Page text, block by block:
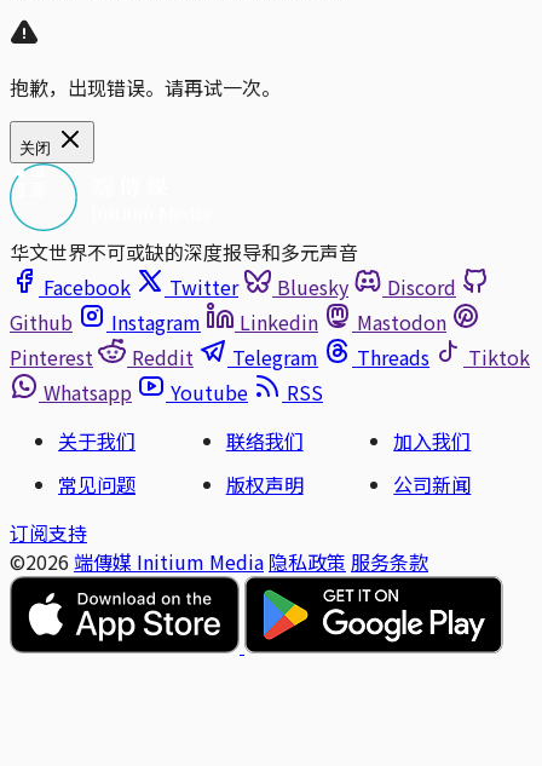
抱歉，出现错误。请再试一次。
关闭
华文世界不可或缺的深度报导和多元声音
Facebook
Twitter Bluesky
Discord
Github
Instagram Linkedin
Mastodon
Pinterest
Reddit Telegram Threads
Tiktok
Whatsapp
Youtube
RSS
关于我们
联络我们
加入我们
常见问题
版权声明
公司新闻
订阅支持
©2026 端傳媒 Initium Media 隐私政策 服务条款